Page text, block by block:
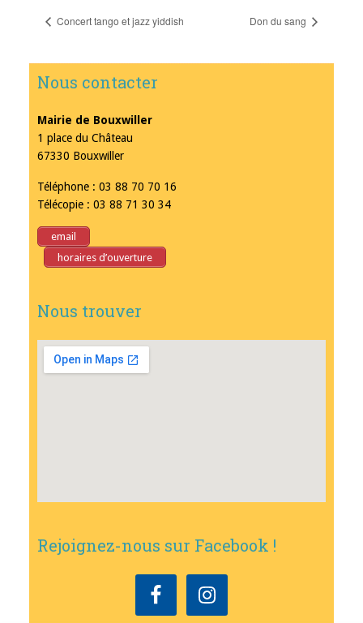
Concert tango et jazz yiddish Don du sang
Nous contacter
Mairie de Bouxwiller
1 place du Château
67330 Bouxwiller
Téléphone : 03 88 70 70 16
Télécopie : 03 88 71 30 34
email
horaires d’ouverture
Nous trouver
Rejoignez-nous sur Facebook !